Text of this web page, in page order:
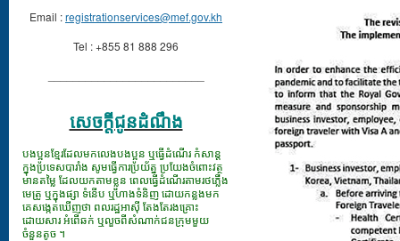
Email :registrationservices@mef.gov.kh
Tel : +855 81 888 296
សេចក្ដីជូនដំណឹង
បងប្អូនខ្មែរដែលមកលេងបងប្អូន ឬធ្វើដំណើរ កំសាន្ត
ក្នុងប្រទេសបារាំង សូមធ្វើការប្រយ័ត្ន ប្រយែងចំពោះវត្ថុ
មានតម្លៃ ដែលយកតាមខ្លួន ពេលធ្វើដំណើរតាមរថភ្លើង
មេត្រូ ឬក្នុងផ្សា ទំនើប ឬហាងទំនិញ ដោយកន្លងមក
គេសង្កេតឃើញថា ពលរដ្ឋអាស៊ី តែងតែរងគ្រោះ
ដោយសារ អំពើឆក់ ឬលួចពីសំណាក់ជនក្រុមមួយ
ចំនួនតូច ។